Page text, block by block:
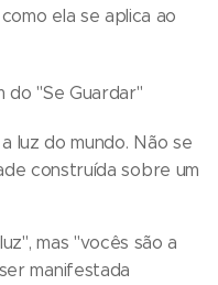
ela se aplica ao
do "Se Guardar"
luz do mundo. Não se
construída sobre um
mas "vocês são a
manifestada